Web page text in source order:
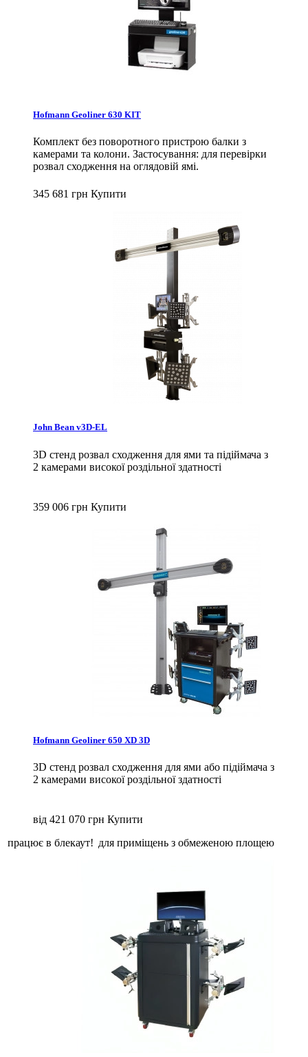
Hofmann Geoliner 630 KIT
Комплект без поворотного пристрою балки з
камерами та колони. Застосування: для перевірки
розвал сходження на оглядовій ямі.
345 681 грн Купити
John Bean v3D-EL
3D стенд розвал сходження для ями та підіймача з
2 камерами високої роздільної здатності
359 006 грн Купити
Hofmann Geoliner 650 XD 3D
3D стенд розвал сходження для ями або підіймача з
2 камерами високої роздільної здатності
від 421 070 грн Купити
працює в блекаут! для приміщень з обмеженою площею